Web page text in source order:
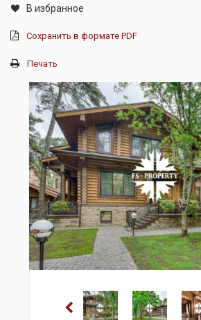
В избранное
Сохранить в формате PDF
Печать